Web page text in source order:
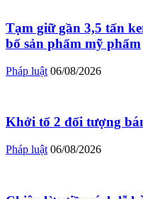
Tạm giữ gần 3,5 tấn
bố sản phẩm mỹ phẩm
Pháp luật 06/08/2026
Khởi tố 2 đối tượng
Pháp luật 06/08/2026